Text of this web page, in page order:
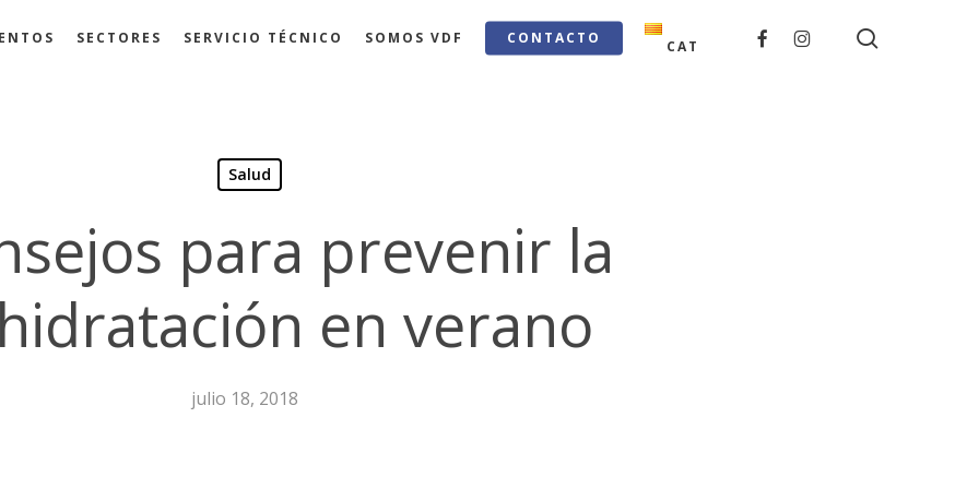
SECTORES SERVICIO TÉCNICO SOMOS VDF CONTACTO CAT
FACEBOOKINSTAGRAM
Salud
para prevenir la
en verano
julio 18, 2018